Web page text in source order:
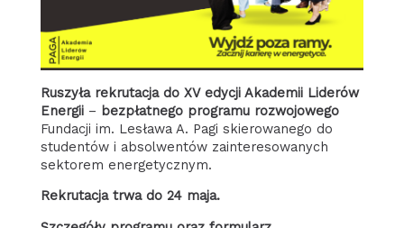
Ruszyła rekrutacja do XV edycji Akademii Liderów
Energii– bezpłatnego programu rozwojowego
Fundacji im. Lesława A. Pagi skierowanego do
studentów i absolwentów zainteresowanych
sektorem energetycznym.
Rekrutacja trwa do 24 maja.